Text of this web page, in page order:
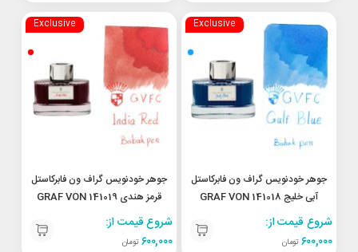
Exclusive
جوهر خودنویس گراف ون فابرکاستل
آبی خلیج 141018 GRAF VON
FABER-CASTELL Gulf blue
شروع قیمت از:
۶۰۰,۰۰۰ تومان
Exclusive
جوهر خودنویس گراف ون فابرکاستل
قرمز هندی 141019 GRAF VON
FABER-CASTELL india red
شروع قیمت از:
۶۰۰,۰۰۰ تومان